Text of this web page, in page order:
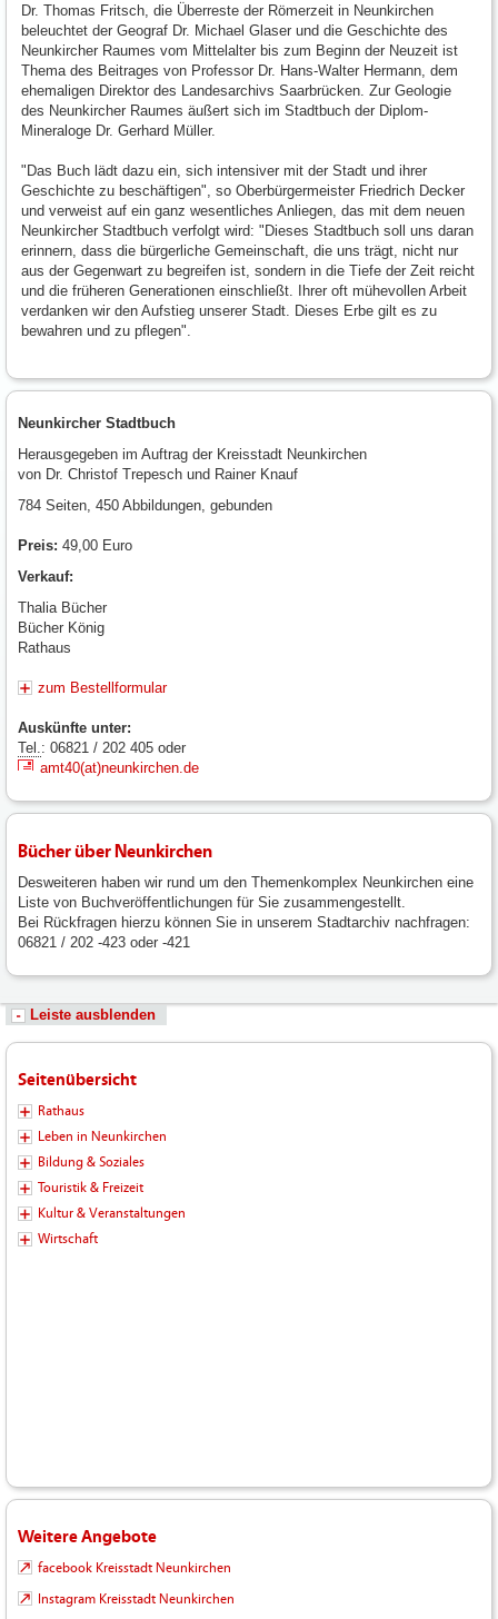
Dr. Thomas Fritsch, die Überreste der Römerzeit in Neunkirchen
beleuchtet der Geograf Dr. Michael Glaser und die Geschichte des
Neunkircher Raumes vom Mittelalter bis zum Beginn der Neuzeit ist
Thema des Beitrages von Professor Dr. Hans-Walter Hermann, dem
ehemaligen Direktor des Landesarchivs Saarbrücken. Zur Geologie
des Neunkircher Raumes äußert sich im Stadtbuch der Diplom-
Mineraloge Dr. Gerhard Müller.
"Das Buch lädt dazu ein, sich intensiver mit der Stadt und ihrer
Geschichte zu beschäftigen", so Oberbürgermeister Friedrich Decker
und verweist auf ein ganz wesentliches Anliegen, das mit dem neuen
Neunkircher Stadtbuch verfolgt wird: "Dieses Stadtbuch soll uns daran
erinnern, dass die bürgerliche Gemeinschaft, die uns trägt, nicht nur
aus der Gegenwart zu begreifen ist, sondern in die Tiefe der Zeit reicht
und die früheren Generationen einschließt. Ihrer oft mühevollen Arbeit
verdanken wir den Aufstieg unserer Stadt. Dieses Erbe gilt es zu
bewahren und zu pflegen".
Neunkircher Stadtbuch
Herausgegeben im Auftrag der Kreisstadt Neunkirchen
von Dr. Christof Trepesch und Rainer Knauf
784 Seiten, 450 Abbildungen, gebunden
Preis: 49,00 Euro
Verkauf:
Thalia Bücher
Bücher König
Rathaus
zum Bestellformular
Auskünfte unter:
Tel.: 06821 / 202 405 oder
amt40(at)neunkirchen.de
Bücher über Neunkirchen
Desweiteren haben wir rund um den Themenkomplex Neunkirchen eine
Liste von Buchveröffentlichungen für Sie zusammengestellt.
Bei Rückfragen hierzu können Sie in unserem Stadtarchiv nachfragen:
06821 / 202 -423 oder -421
Leiste ausblenden
Seitenübersicht
Rathaus
Leben in Neunkirchen
Bildung & Soziales
Touristik & Freizeit
Kultur & Veranstaltungen
Wirtschaft
Weitere Angebote
facebook Kreisstadt Neunkirchen
Instagram Kreisstadt Neunkirchen